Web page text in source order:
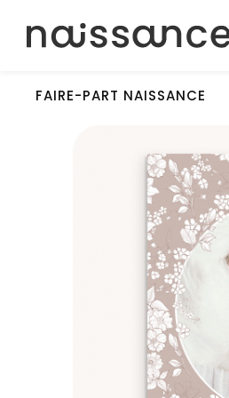
FAIRE-PART NAISSANCE